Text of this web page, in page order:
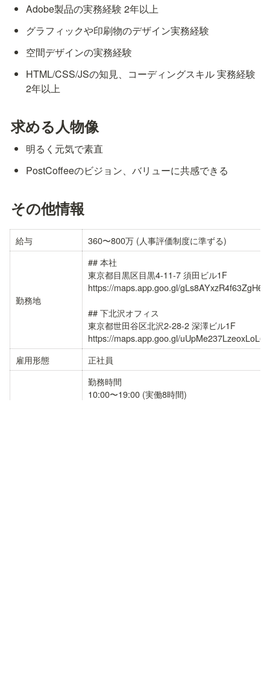
Adobe製品の実務経験 2年以上
グラフィックや印刷物のデザイン実務経験
空間デザインの実務経験
HTML/CSS/JSの知見、コーディングスキル 実務経験
2年以上
求める人物像
明るく元気で素直
PostCoffeeのビジョン、バリューに共感できる
その他情報
給与 360〜800万 (人事評価制度に準ずる)
勤務地
## 本社
東京都目黒区目黒4-11-7 須田ビル1F
https://maps.app.goo.gl/gLs8AYxzR4f63ZgH6
## 下北沢オフィス
東京都世田谷区北沢2-28-2 深澤ビル1F
https://maps.app.goo.gl/uUpMe237LzeoxLoL6
雇用形態
正社員
勤務時間
10:00〜19:00 (実働8時間)